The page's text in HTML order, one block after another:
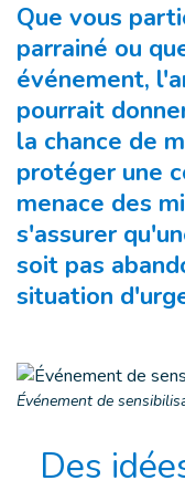
Que vous
parrainé ou
événement,
pourrait
la chance de
protéger une
menace des
s'assurer
soit pas
situation
Événement de
Des